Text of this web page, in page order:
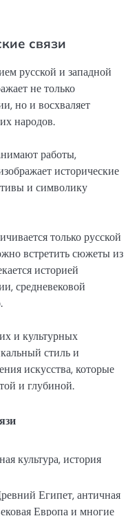
связи
русской и западной
не только
но и восхваляет
народов.
работы,
исторические
и символику
только русской
встретить сюжеты из
историей
средневековой
и культурных
стиль и
искусства, которые
и глубиной.
культура, история
Египет, античная
Европа и многие